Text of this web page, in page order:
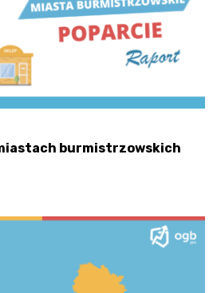
burmistrzowskich